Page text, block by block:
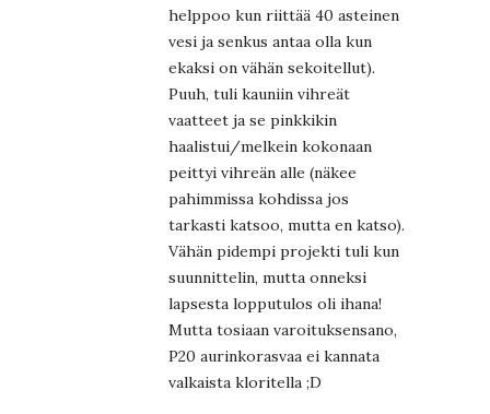
helppoo kun riittää 40 asteinen
vesi ja senkus antaa olla kun
ekaksi on vähän sekoitellut).
Puuh, tuli kauniin vihreät
vaatteet ja se pinkkikin
haalistui/melkein kokonaan
peittyi vihreän alle (näkee
pahimmissa kohdissa jos
tarkasti katsoo, mutta en katso).
Vähän pidempi projekti tuli kun
suunnittelin, mutta onneksi
lapsesta lopputulos oli ihana!
Mutta tosiaan varoituksensano,
P20 aurinkorasvaa ei kannata
valkaista kloritella ;D